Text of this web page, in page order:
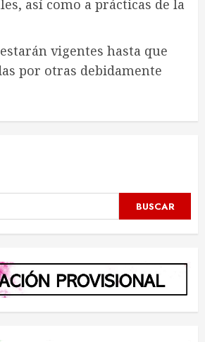
así como a prácticas de la
vigentes hasta que
por otras debidamente
BUSCAR